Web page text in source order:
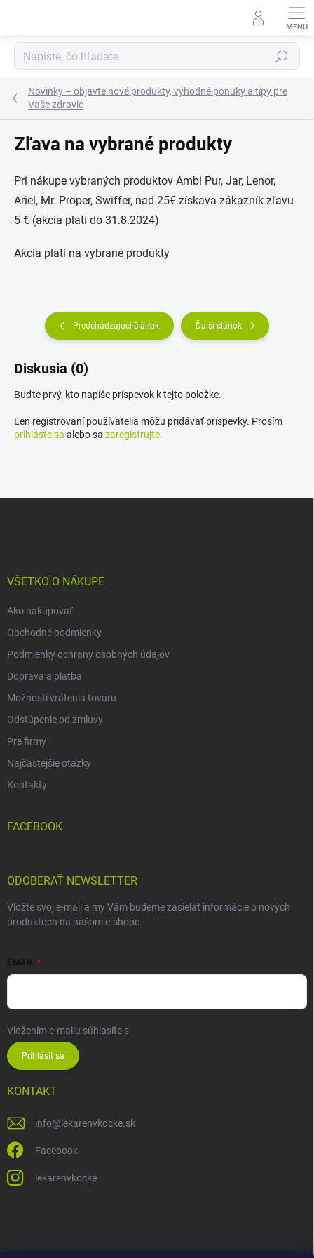
Hľadať
Novinky – objavte nové produkty, výhodné ponuky a tipy pre
Vaše zdravie
Zľava na vybrané produkty
Pri nákupe vybraných produktov Ambi Pur, Jar, Lenor,
Ariel, Mr. Proper, Swiffer, nad 25€ získava zákazník zľavu
5 € (akcia platí do 31.8.2024)
Akcia platí na vybrané produkty
Predchádzajúci článok Ďalší článok
Diskusia (0)
Buďte prvý, kto napíše príspevok k tejto položke.
Len registrovaní používatelia môžu pridávať príspevky. Prosím
prihláste sa alebo sa zaregistrujte.
VŠETKO O NÁKUPE
Ako nakupovať
Obchodné podmienky
Podmienky ochrany osobných údajov
Doprava a platba
Možnosti vrátenia tovaru
Odstúpenie od zmluvy
Pre firmy
Najčastejšie otázky
Kontakty
FACEBOOK
ODOBERAŤ NEWSLETTER
Vložte svoj e-mail a my Vám budeme zasielať informácie o nových
produktoch na našom e-shope.
EMAIL
Vložením e-mailu súhlasíte s
Prihlásiť sa
KONTAKT
info@lekarenvkocke.sk
Facebook
lekarenvkocke